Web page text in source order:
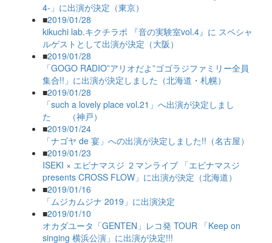
4-」に出演が決定（東京）
■2019/01/28
kikuchi lab.キクチラボ 『音の実験室vol.4』に スペシャ
ルゲストとして出演が決定（大阪）
■2019/01/28
「GOGO RADIO”アリオだよ”ゴゴラジファミリー全員
集合!!」に出演が決定しました（北海道・札幌）
■2019/01/28
「such a lovely place vol.21」へ出演が決定しまし
た （神戸）
■2019/01/24
「ナゴヤ de 宴」への出演が決定しました!!（名古屋）
■2019/01/23
ISEKI × エビナマスジ ２マンライブ 「エビナマスジ
presents CROSS FLOW」に出演が決定（北海道）
■2019/01/16
「ムジカムジナ 2019」に出演決定
■2019/01/10
オカダユータ「GENTEN」レコ発 TOUR 「Keep on
singing 横浜公演」に出演が決定!!!